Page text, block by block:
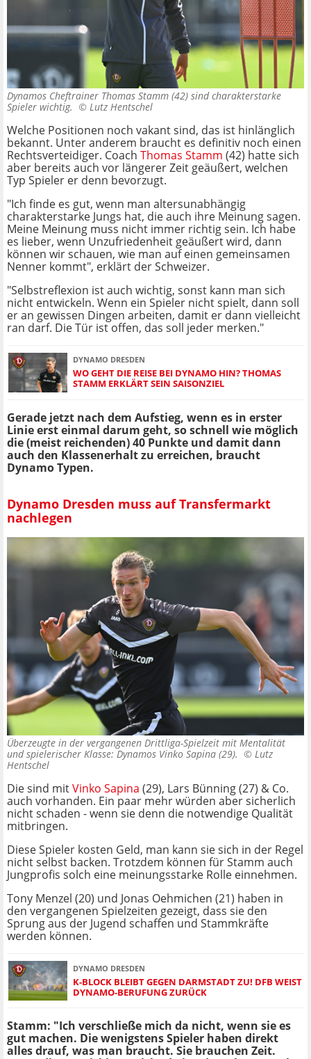
Dynamos Cheftrainer Thomas Stamm (42) sind charakterstarke
Spieler wichtig. © Lutz Hentschel
Welche Positionen noch vakant sind, das ist hinlänglich
bekannt. Unter anderem braucht es definitiv noch einen
Rechtsverteidiger. Coach Thomas Stamm (42) hatte sich
aber bereits auch vor längerer Zeit geäußert, welchen
Typ Spieler er denn bevorzugt.
"Ich finde es gut, wenn man altersunabhängig
charakterstarke Jungs hat, die auch ihre Meinung sagen.
Meine Meinung muss nicht immer richtig sein. Ich habe
es lieber, wenn Unzufriedenheit geäußert wird, dann
können wir schauen, wie man auf einen gemeinsamen
Nenner kommt", erklärt der Schweizer.
"Selbstreflexion ist auch wichtig, sonst kann man sich
nicht entwickeln. Wenn ein Spieler nicht spielt, dann soll
er an gewissen Dingen arbeiten, damit er dann vielleicht
ran darf. Die Tür ist offen, das soll jeder merken."
DYNAMO DRESDEN
WO GEHT DIE REISE BEI DYNAMO HIN? THOMAS
STAMM ERKLÄRT SEIN SAISONZIEL
Gerade jetzt nach dem Aufstieg, wenn es in erster
Linie erst einmal darum geht, so schnell wie möglich
die (meist reichenden) 40 Punkte und damit dann
auch den Klassenerhalt zu erreichen, braucht
Dynamo Typen.
Dynamo Dresden muss auf Transfermarkt
nachlegen
Überzeugte in der vergangenen Drittliga-Spielzeit mit Mentalität
und spielerischer Klasse: Dynamos Vinko Sapina (29). © Lutz
Hentschel
Die sind mitVinko Sapina (29), Lars Bünning (27) & Co.
auch vorhanden. Ein paar mehr würden aber sicherlich
nicht schaden - wenn sie denn die notwendige Qualität
mitbringen.
Diese Spieler kosten Geld, man kann sie sich in der Regel
nicht selbst backen. Trotzdem können für Stamm auch
Jungprofis solch eine meinungsstarke Rolle einnehmen.
Tony Menzel (20) und Jonas Oehmichen (21) haben in
den vergangenen Spielzeiten gezeigt, dass sie den
Sprung aus der Jugend schaffen und Stammkräfte
werden können.
DYNAMO DRESDEN
K-BLOCK BLEIBT GEGEN DARMSTADT ZU! DFB WEIST
DYNAMO-BERUFUNG ZURÜCK
Stamm: "Ich verschließe mich da nicht, wenn sie es
gut machen. Die wenigstens Spieler haben direkt
alles drauf, was man braucht. Sie brauchen Zeit.